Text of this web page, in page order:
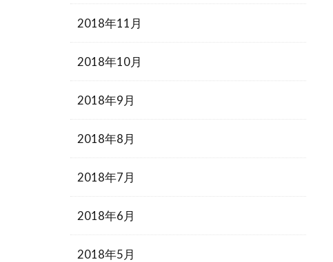
2018年11月
2018年10月
2018年9月
2018年8月
2018年7月
2018年6月
2018年5月